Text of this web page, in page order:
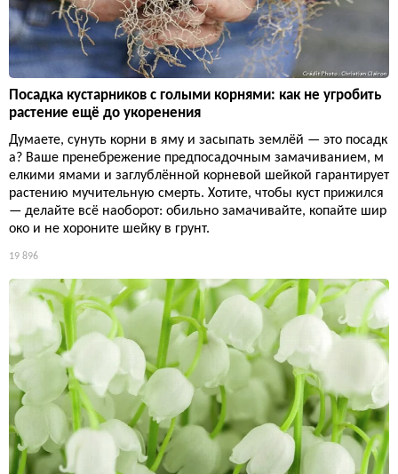
Посадка кустарников с голыми корнями: как не угробить
растение ещё до укоренения
Думаете, сунуть корни в яму и засыпать землёй — это посадк
а? Ваше пренебрежение предпосадочным замачиванием, м
елкими ямами и заглублённой корневой шейкой гарантирует
растению мучительную смерть. Хотите, чтобы куст прижился
— делайте всё наоборот: обильно замачивайте, копайте шир
око и не хороните шейку в грунт.
19 896